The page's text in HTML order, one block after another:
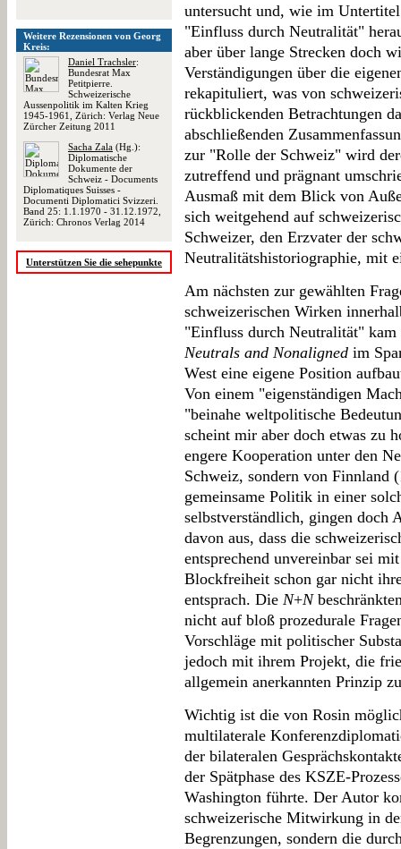
Weitere Rezensionen von Georg
Kreis:
Daniel Trachsler:
Bundesrat Max
Petitpierre.
Schweizerische
Aussenpolitik im Kalten Krieg
1945-1961, Zürich: Verlag Neue
Zürcher Zeitung 2011
Sacha Zala (Hg.):
Diplomatische
Dokumente der
Schweiz - Documents
Diplomatiques Suisses -
Documenti Diplomatici Svizzeri.
Band 25: 1.1.1970 - 31.12.1972,
Zürich: Chronos Verlag 2014
Unterstützen Sie die sehepunkte
untersucht und, wie im
"Einfluss durch Neutralität"
aber über lange Strecken doch
Verständigungen über die
rekapituliert, was von
rückblickenden Betrachtungen
abschließenden
zur "Rolle der Schweiz" wird
zutreffend und prägnant
Ausmaß mit dem Blick von
sich weitgehend auf
Schweizer, den Erzvater der
Neutralitätshistoriographie, mit
Am nächsten zur gewählten
schweizerischen Wirken
"Einfluss durch Neutralität"
Neutrals and Nonaligned im
West eine eigene Position
Von einem "eigenständigen
"beinahe weltpolitische
scheint mir aber doch etwas zu
engere Kooperation unter den
Schweiz, sondern von Finnland
gemeinsame Politik in einer
selbstverständlich, gingen doch
davon aus, dass die
entsprechend unvereinbar sei
Blockfreiheit schon gar nicht
entsprach. Die N+N
nicht auf bloß prozedurale
Vorschläge mit politischer
jedoch mit ihrem Projekt, die
allgemein anerkannten Prinzip
Wichtig ist die von Rosin
multilaterale
der bilateralen
der Spätphase des KSZE-
Washington führte. Der Autor
schweizerische Mitwirkung in
Begrenzungen, sondern die